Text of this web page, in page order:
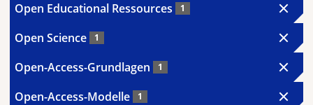
Open Educational Ressources 1
Open Science 1
Open-Access-Grundlagen 1
Open-Access-Modelle 1